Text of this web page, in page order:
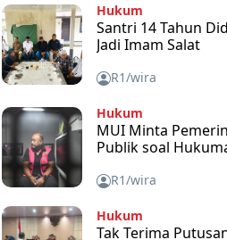
Hukum
Santri 14 Tahun
Jadi Imam Salat
R1/wira
Hukum
MUI Minta
Publik soal
R1/wira
Hukum
Tak Terima